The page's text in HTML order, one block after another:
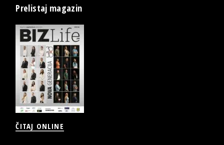
Prelistaj magazin
ČITAJ ONLINE